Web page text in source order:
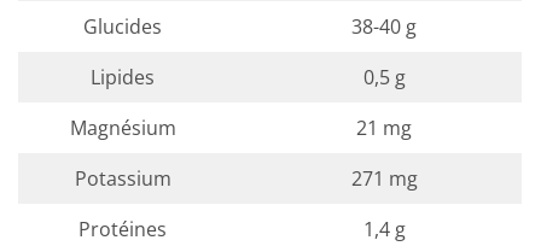
Glucides
38-40 g
Lipides
0,5 g
Magnésium
21 mg
Potassium
271 mg
Protéines
1,4 g